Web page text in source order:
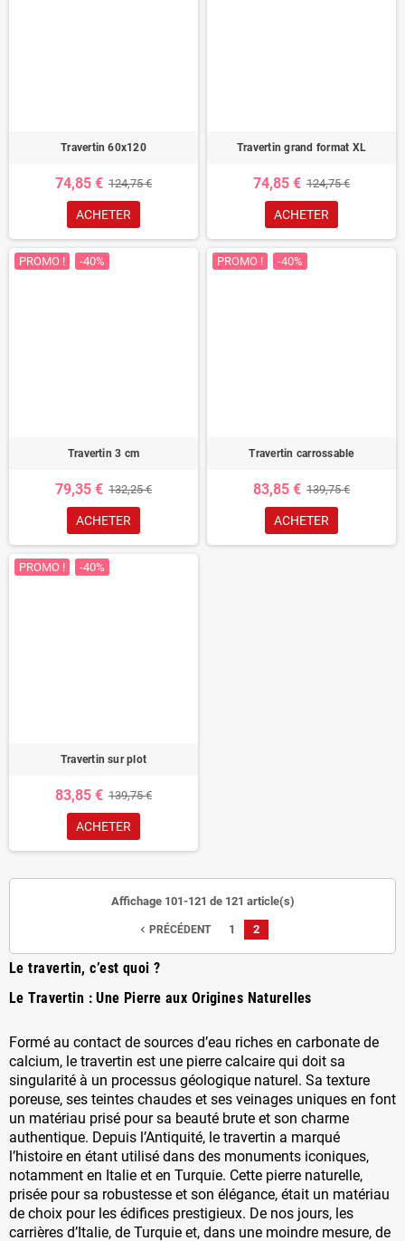
Travertin 60x120
74,85 € 124,75 €
ACHETER
Travertin grand format XL
74,85 € 124,75 €
ACHETER
PROMO ! -40%
Travertin 3 cm
79,35 € 132,25 €
ACHETER
PROMO ! -40%
Travertin carrossable
83,85 € 139,75 €
ACHETER
PROMO ! -40%
Travertin sur plot
83,85 € 139,75 €
ACHETER
Affichage 101-121 de 121 article(s)
navigate_before PRÉCÉDENT 1 2
Le travertin, c’est quoi ?
Le Travertin : Une Pierre aux Origines Naturelles
Formé au contact de sources d’eau riches en carbonate de
calcium, le travertin est une pierre calcaire qui doit sa
singularité à un processus géologique naturel. Sa texture
poreuse, ses teintes chaudes et ses veinages uniques en font
un matériau prisé pour sa beauté brute et son charme
authentique. Depuis l’Antiquité, le travertin a marqué
l’histoire en étant utilisé dans des monuments iconiques,
notamment en Italie et en Turquie. Cette pierre naturelle,
prisée pour sa robustesse et son élégance, était un matériau
de choix pour les édifices prestigieux. De nos jours, les
carrières d’Italie, de Turquie et, dans une moindre mesure, de